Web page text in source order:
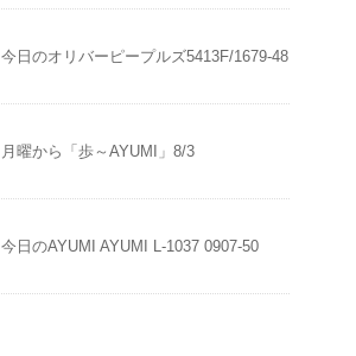
今日のオリバーピープルズ5413F/1679-48
月曜から「歩～AYUMI」8/3
今日のAYUMI AYUMI L-1037 0907-50